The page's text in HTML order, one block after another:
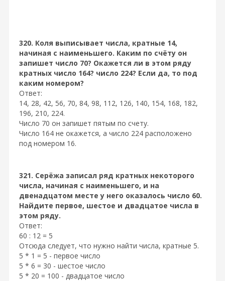
320. Коля выписывает числа, кратные 14,
начиная с наименьшего. Каким по счёту он
запишет число 70? Окажется ли в этом ряду
кратных число 164? число 224? Если да, то под
каким номером?
Ответ:
14, 28, 42, 56, 70, 84, 98, 112, 126, 140, 154, 168, 182,
196, 210, 224.
Число 70 он запишет пятым по счету.
Число 164 не окажется, а число 224 расположено
под номером 16.
321. Серёжа записал ряд кратных некоторого
числа, начиная с наименьшего, и на
двенадцатом месте у него оказалось число 60.
Найдите первое, шестое и двадцатое числа в
этом ряду.
Ответ:
60 : 12 = 5
Отсюда следует, что нужно найти числа, кратные 5.
5 * 1 = 5 - первое число
5 * 6 = 30 - шестое число
5 * 20 = 100 - двадцатое число